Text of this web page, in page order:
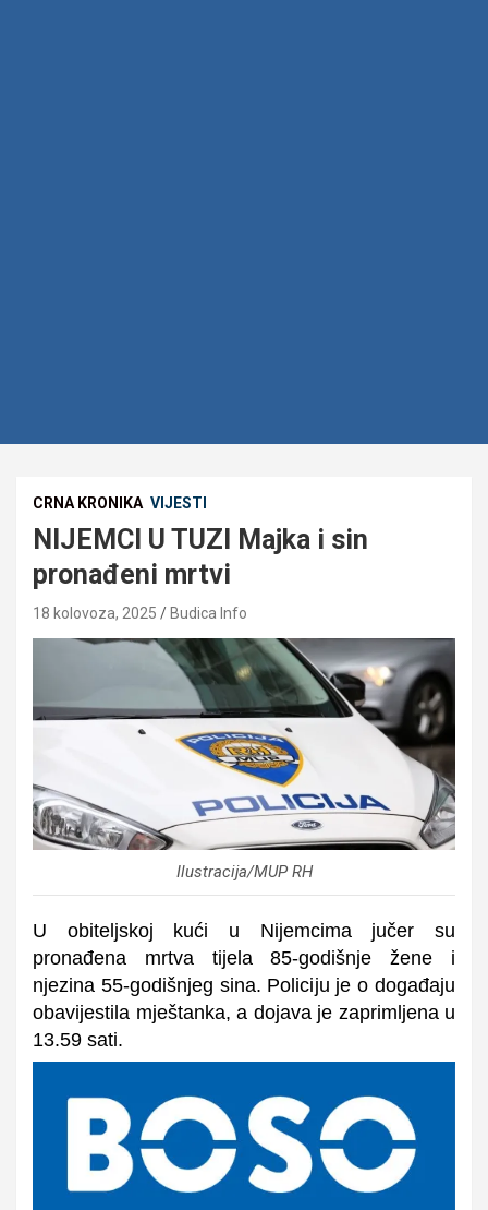
CRNA KRONIKA VIJESTI
NIJEMCI U TUZI Majka i sin
pronađeni mrtvi
18 kolovoza, 2025 Budica Info
Ilustracija/MUP RH
U obiteljskoj kući u Nijemcima jučer su
pronađena mrtva tijela 85-godišnje žene i
njezina 55-godišnjeg sina. Policiju je o događaju
obavijestila mještanka, a dojava je zaprimljena u
13.59 sati.